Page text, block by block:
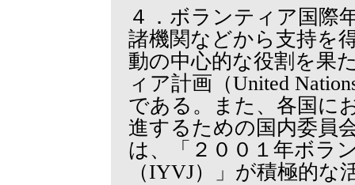
４．ボランティア国際
諸機関などから支持を
動の中心的な役割を果
ィア計画（United
である。また、各国に
進するための国内委員
は、「２００１年ボラ
（IYVJ）」が積極的な